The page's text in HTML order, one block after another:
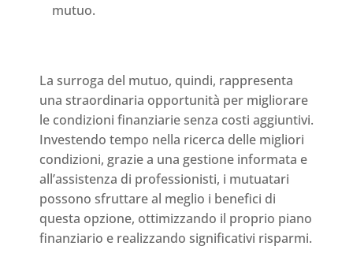
mutuo.
La surroga del mutuo, quindi, rappresenta
una straordinaria opportunità per migliorare
le condizioni finanziarie senza costi aggiuntivi.
Investendo tempo nella ricerca delle migliori
condizioni, grazie a una gestione informata e
all’assistenza di professionisti, i mutuatari
possono sfruttare al meglio i benefici di
questa opzione, ottimizzando il proprio piano
finanziario e realizzando significativi risparmi.